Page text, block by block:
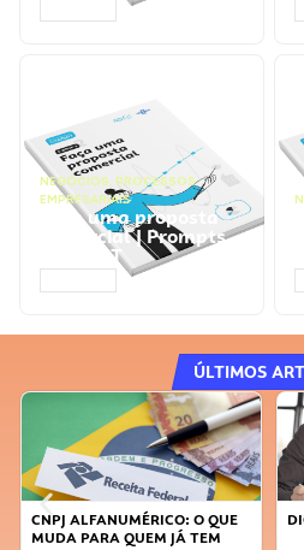
NEGÓCIOS, PROCESSOS
EMPRESARIAIS
Faça uma proposta
comercial | Prompts
ChatGPT
ÚLTIMOS
O QUE
TEM
DICAS PARA OBTER